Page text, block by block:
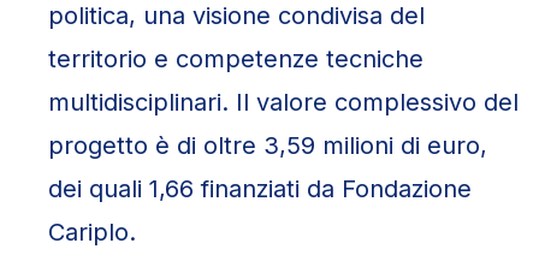
politica, una visione condivisa del
territorio e competenze tecniche
multidisciplinari. Il valore complessivo del
progetto è di oltre 3,59 milioni di euro,
dei quali 1,66 finanziati da Fondazione
Cariplo.